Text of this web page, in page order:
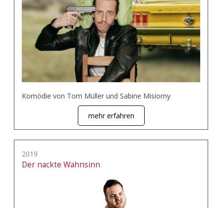
Komödie von Tom Müller und Sabine Misiorny
mehr erfahren
2019
Der nackte Wahnsinn